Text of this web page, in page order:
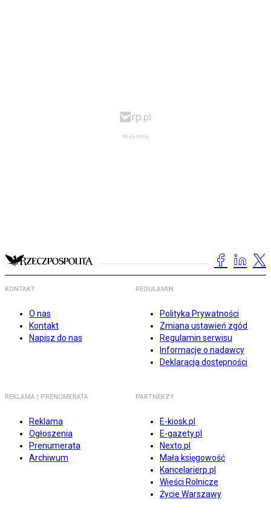
KONTAKT
O nas
Kontakt
Napisz do nas
REGULAMIN
Polityka Prywatności
Zmiana ustawień zgód
Regulamin serwisu
Informacje o nadawcy
Deklaracja dostępności
REKLAMA I PRENUMERATA
Reklama
Ogłoszenia
Prenumerata
Archiwum
PARTNERZY
E-kiosk.pl
E-gazety.pl
Nexto.pl
Mała księgowość
Kancelarierp.pl
Wieści Rolnicze
Życie Warszawy